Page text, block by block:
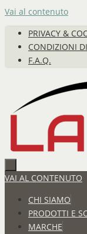
Vai al contenuto
PRIVACY &
CONDIZIONI
F.A.Q.
VAI AL CONTENUTO
CHI SIAMO
PRODOTTI E
MARCHE